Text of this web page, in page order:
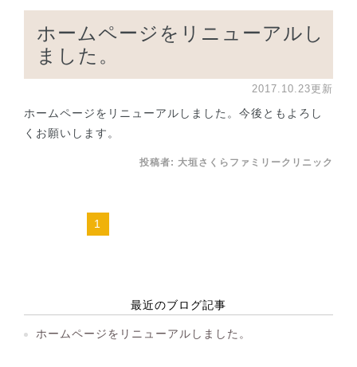
ホームページをリニューアルし
ました。
2017.10.23更新
ホームページをリニューアルしました。今後ともよろし
くお願いします。
投稿者: 大垣さくらファミリークリニック
1
最近のブログ記事
ホームページをリニューアルしました。